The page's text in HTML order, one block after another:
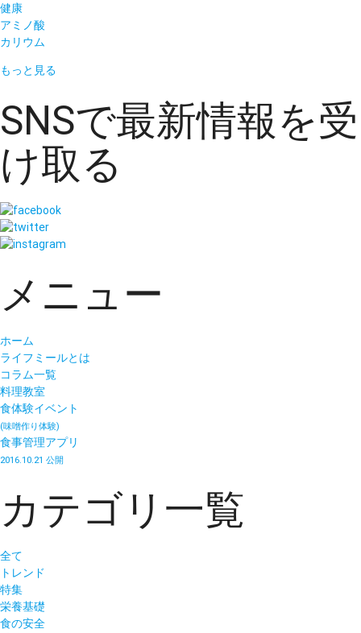
健康
アミノ酸
カリウム
もっと見る
SNSで最新情報を受
け取る
メニュー
ホーム
ライフミールとは
コラム一覧
料理教室
食体験イベント
(味噌作り体験)
食事管理アプリ
2016.10.21 公開
カテゴリ一覧
全て
トレンド
特集
栄養基礎
食の安全